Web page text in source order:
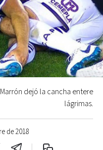
de 2018
dejó la cancha entere
lágrimas.